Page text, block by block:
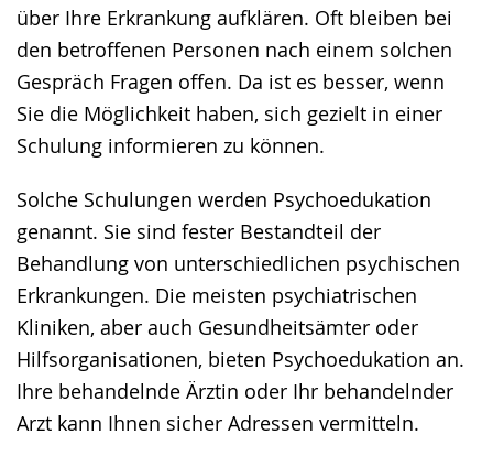
über Ihre Erkrankung aufklären. Oft bleiben bei
den betroffenen Personen nach einem solchen
Gespräch Fragen offen. Da ist es besser, wenn
Sie die Möglichkeit haben, sich gezielt in einer
Schulung informieren zu können.
Solche Schulungen werden Psychoedukation
genannt. Sie sind fester Bestandteil der
Behandlung von unterschiedlichen psychischen
Erkrankungen. Die meisten psychiatrischen
Kliniken, aber auch Gesundheitsämter oder
Hilfsorganisationen, bieten Psychoedukation an.
Ihre behandelnde Ärztin oder Ihr behandelnder
Arzt kann Ihnen sicher Adressen vermitteln.